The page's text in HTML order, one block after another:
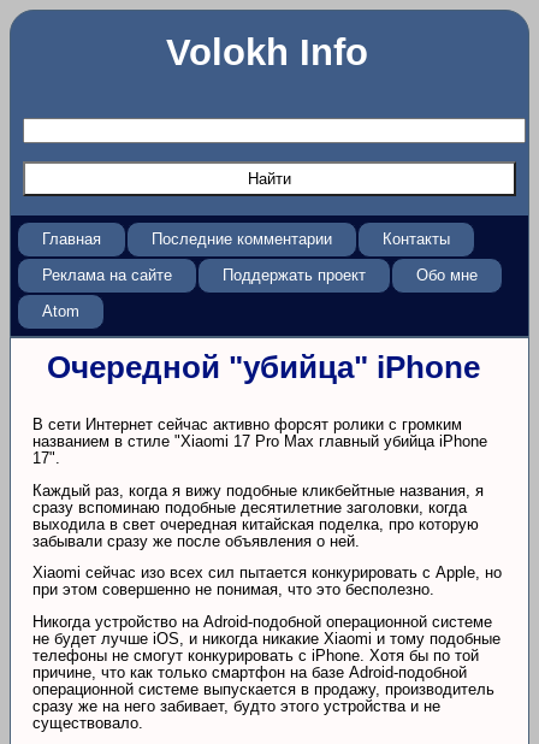
Volokh Info
Главная Последние комментарии
Контакты
Реклама на сайте
Поддержать проект
Обо мне
Atom
Очередной "убийца" iPhone
В сети Интернет сейчас активно форсят ролики с громким
названием в стиле "Xiaomi 17 Pro Max главный убийца iPhone
17".
Каждый раз, когда я вижу подобные кликбейтные названия, я
сразу вспоминаю подобные десятилетние заголовки, когда
выходила в свет очередная китайская поделка, про которую
забывали сразу же после объявления о ней.
Xiaomi сейчас изо всех сил пытается конкурировать с Apple, но
при этом совершенно не понимая, что это бесполезно.
Никогда устройство на Adroid-подобной операционной системе
не будет лучше iOS, и никогда никакие Xiaomi и тому подобные
телефоны не смогут конкурировать с iPhone. Хотя бы по той
причине, что как только смартфон на базе Adroid-подобной
операционной системе выпускается в продажу, производитель
сразу же на него забивает, будто этого устройства и не
существовало.